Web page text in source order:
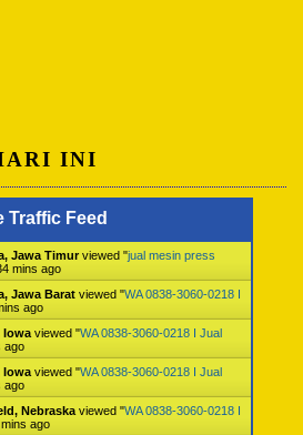
INI
Traffic Feed
Jawa Timurviewed "jual mesin press
mins ago
Jawa Barat viewed "WA 0838-3060-0218 I
ago
Iowa viewed "WA 0838-3060-0218 I Jual
ago
Iowa viewed "WA 0838-3060-0218 I Jual
ago
Nebraska viewed "WA 0838-3060-0218 I
ago